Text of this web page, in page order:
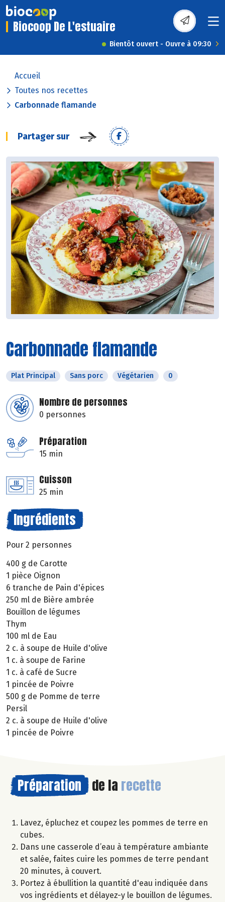
Biocoop De L'estuaire
Bientôt ouvert - Ouvre à 09:30
Accueil
Toutes nos recettes
Carbonnade flamande
Partager sur
Carbonnade flamande
Plat Principal Sans porc Végétarien 0
Nombre de personnes
0 personnes
Préparation
15 min
Cuisson
25 min
Ingrédients
Pour 2 personnes
400 g de Carotte
1 pièce Oignon
6 tranche de Pain d'épices
250 ml de Bière ambrée
Bouillon de légumes
Thym
100 ml de Eau
2 c. à soupe de Huile d'olive
1 c. à soupe de Farine
1 c. à café de Sucre
1 pincée de Poivre
500 g de Pomme de terre
Persil
2 c. à soupe de Huile d'olive
1 pincée de Poivre
Préparation de la recette
Lavez, épluchez et coupez les pommes de terre en
cubes.
Dans une casserole d’eau à température ambiante
et salée, faites cuire les pommes de terre pendant
20 minutes, à couvert.
Portez à ébullition la quantité d'eau indiquée dans
vos ingrédients et délayez-y le bouillon de légumes.